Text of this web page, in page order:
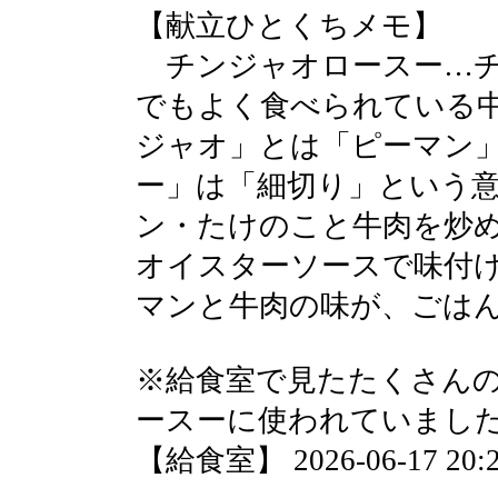
【献立ひとくちメモ】
チンジャオロースー…
でもよく食べられている
ジャオ」とは「ピーマン
ー」は「細切り」という
ン・たけのこと牛肉を炒
オイスターソースで味付
マンと牛肉の味が、ごは
※給食室で見たたくさん
ースーに使われていまし
【給食室】 2026-06-17